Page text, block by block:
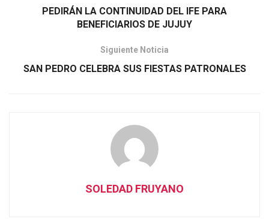
PEDIRÁN LA CONTINUIDAD DEL IFE PARA
BENEFICIARIOS DE JUJUY
Siguiente Noticia
SAN PEDRO CELEBRA SUS FIESTAS PATRONALES
SOLEDAD FRUYANO